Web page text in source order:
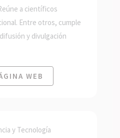
a científicos
Entre otros, cumple
y divulgación
WEB
y Tecnología